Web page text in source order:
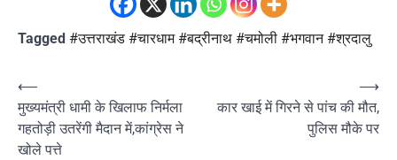
Tagged #उत्तराखंड #चारधाम #बद्रीनाथ #चमोली #भगवान #श्रदालु
Post
navigation
⟵
मुख्यमंत्री धामी के खिलाफ निर्मला
गहतोड़ी उतरेंगी मैदान में,कांग्रेस ने
खोले पत्ते
कार खाई में गिरने से पांच की मौत,
पुलिस मौके पर
⟶